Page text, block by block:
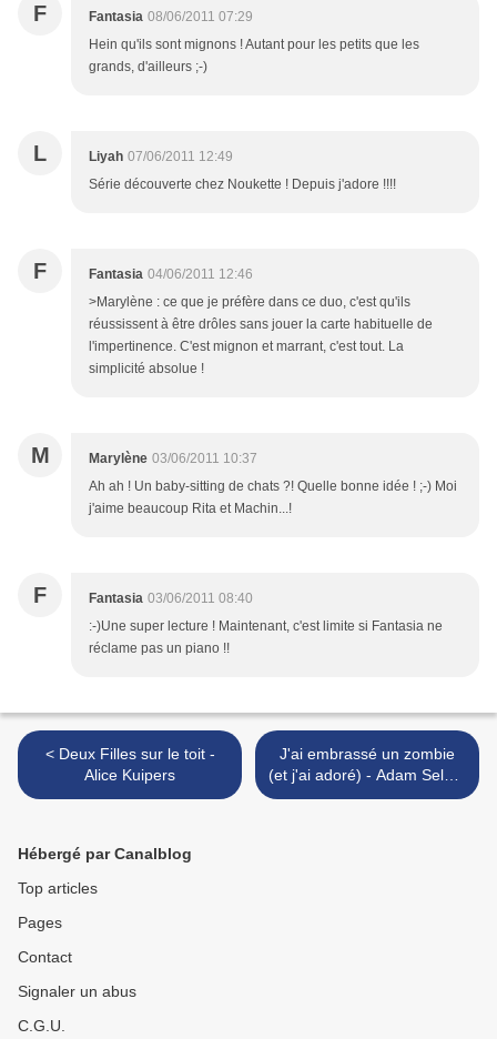
F Fantasia 08/06/2011 07:29
Hein qu'ils sont mignons ! Autant pour les petits que les
grands, d'ailleurs ;-)
L Liyah 07/06/2011 12:49
Série découverte chez Noukette ! Depuis j'adore !!!!
F Fantasia 04/06/2011 12:46
>Marylène : ce que je préfère dans ce duo, c'est qu'ils
réussissent à être drôles sans jouer la carte habituelle de
l'impertinence. C'est mignon et marrant, c'est tout. La
simplicité absolue !
M Marylène 03/06/2011 10:37
Ah ah ! Un baby-sitting de chats ?! Quelle bonne idée ! ;-) Moi
j'aime beaucoup Rita et Machin...!
F Fantasia 03/06/2011 08:40
:-)Une super lecture ! Maintenant, c'est limite si Fantasia ne
réclame pas un piano !!
< Deux Filles sur le toit -
Alice Kuipers
J'ai embrassé un zombie
(et j'ai adoré) - Adam Selzer
>
Hébergé par Canalblog
Top articles
Pages
Contact
Signaler un abus
C.G.U.